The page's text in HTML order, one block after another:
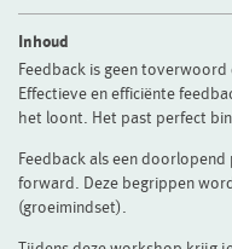
Inhoud
Feedback is geen
Effectieve en efficiënte
het loont. Het past perfect
Feedback als een
forward. Deze begrippen
(groeimindset).